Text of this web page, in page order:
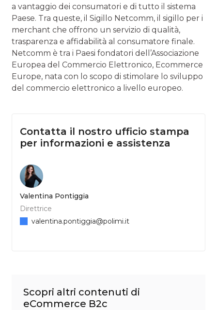
a vantaggio dei consumatori e di tutto il sistema
Paese. Tra queste, il Sigillo Netcomm, il sigillo per i
merchant che offrono un servizio di qualità,
trasparenza e affidabilità al consumatore finale.
Netcomm è tra i Paesi fondatori dell’Associazione
Europea del Commercio Elettronico, Ecommerce
Europe, nata con lo scopo di stimolare lo sviluppo
del commercio elettronico a livello europeo.
Contatta il nostro ufficio stampa
per informazioni e assistenza
Valentina Pontiggia
Direttrice
valentina.pontiggia@polimi.it
Scopri altri contenuti di
eCommerce B2c